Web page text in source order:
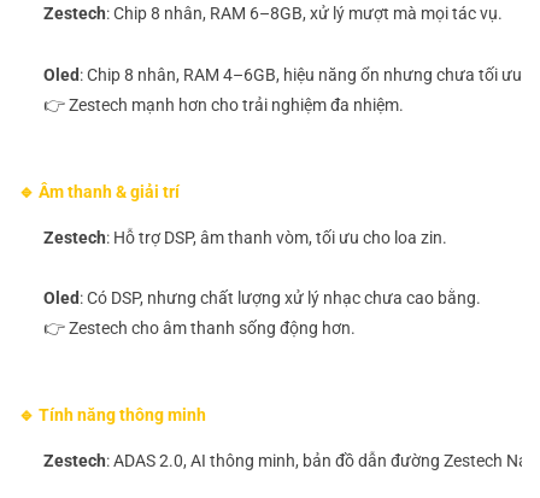
Zestech: Chip 8 nhân, RAM 6–8GB, xử lý mượt mà mọi tác vụ.
Oled: Chip 8 nhân, RAM 4–6GB, hiệu năng ổn nhưng chưa tối ưu
👉 Zestech mạnh hơn cho trải nghiệm đa nhiệm.
🔹 Âm thanh & giải trí
Zestech: Hỗ trợ DSP, âm thanh vòm, tối ưu cho loa zin.
Oled: Có DSP, nhưng chất lượng xử lý nhạc chưa cao bằng.
👉 Zestech cho âm thanh sống động hơn.
🔹 Tính năng thông minh
Zestech: ADAS 2.0, AI thông minh, bản đồ dẫn đường Zestech